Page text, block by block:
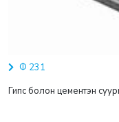
Ф 231
Гипс болон цементэн